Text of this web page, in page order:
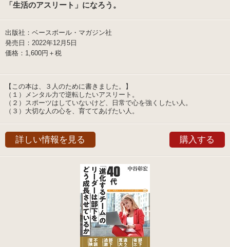
「生活のアスリート」になろう。
出版社：ベースボール・マガジン社
発売日：2022年12月5日
価格：1,600円＋税
【この本は、３人のために書きました。】
（１）メンタル力で逆転したいアスリート。
（２）スポーツはしていないけど、日常で心を強くしたい人。
（３）大切な人の心を、育ててあげたい人。
詳しい情報を見る 購入する